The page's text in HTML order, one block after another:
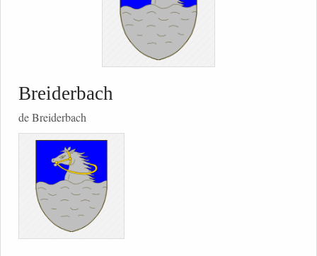
Breiderbach
de Breiderbach